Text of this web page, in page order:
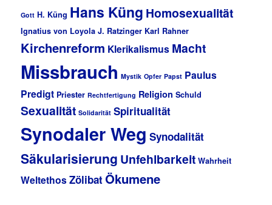
Gott H. Küng Hans Küng Homosexualität
Ignatius von Loyola J. Ratzinger Karl Rahner
Kirchenreform Klerikalismus Macht
Missbrauch Mystik Opfer Papst Paulus
Predigt Priester Rechtfertigung Religion Schuld
Sexualität Solidarität Spiritualität
Synodaler Weg Synodalität
Säkularisierung Unfehlbarkeit Wahrheit
WeltethosZölibatÖkumene